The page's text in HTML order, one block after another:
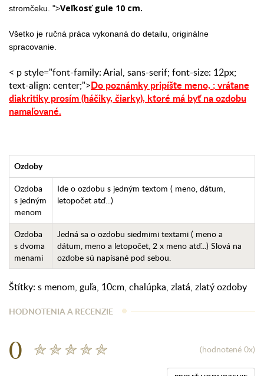
stromčeku. ">Veľkosť gule 10 cm.
Všetko je ručná práca vykonaná do detailu, originálne
spracovanie.
< p style="font-family: Arial, sans-serif; font-size: 12px;
text-align: center;">Do poznámky pripíšte meno, ;vrátane
diakritiky prosím (háčiky, čiarky), ktoré má byť na ozdobu
namaľované.
Ozdoby
Ozdoba
s jedným
menom
Ide o ozdobu s jedným textom ( meno, dátum,
letopočet atď...)
Ozdoba
s dvoma
menami
Jedná sa o ozdobu siedmimi textami ( meno a
dátum, meno a letopočet, 2 x meno atď...) Slová na
ozdobe sú napísané pod sebou.
Štítky: s menom, guľa, 10cm, chalúpka, zlatá, zlatý ozdoby
HODNOTENIA A RECENZIE
0 (hodnotené 0x)